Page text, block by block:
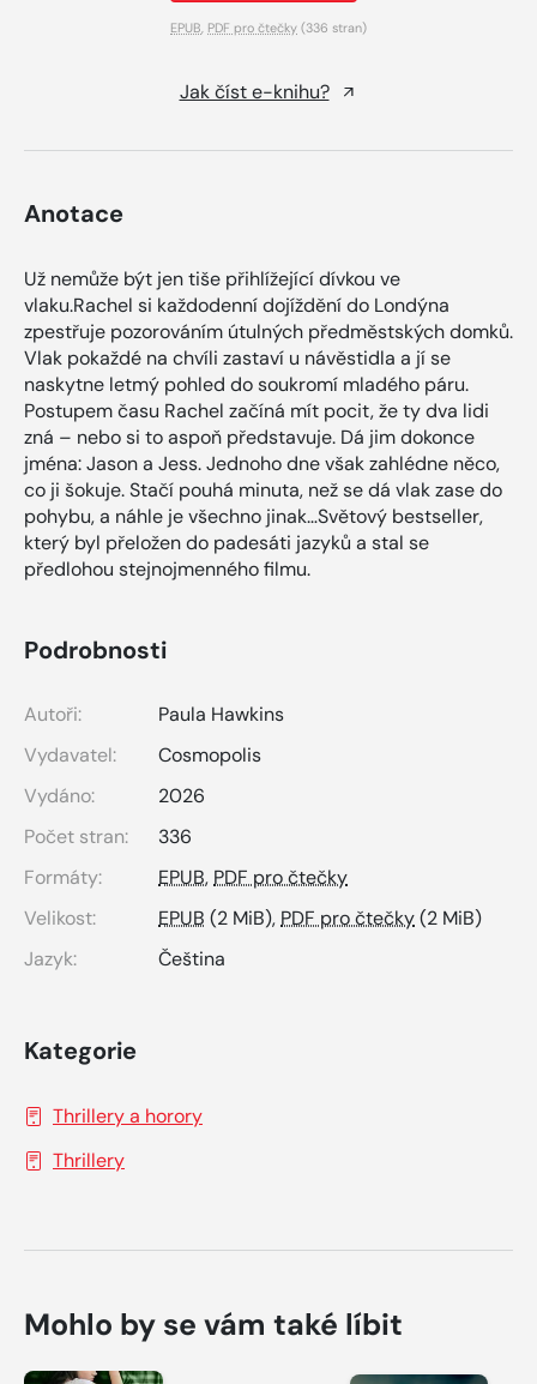
EPUB, PDF pro čtečky (336 stran)
Jak číst e-knihu?
Anotace
Už nemůže být jen tiše přihlížející dívkou ve
vlaku.Rachel si každodenní dojíždění do Londýna
zpestřuje pozorováním útulných předměstských domků.
Vlak pokaždé na chvíli zastaví u návěstidla a jí se
naskytne letmý pohled do soukromí mladého páru.
Postupem času Rachel začíná mít pocit, že ty dva lidi
zná – nebo si to aspoň představuje. Dá jim dokonce
jména: Jason a Jess. Jednoho dne však zahlédne něco,
co ji šokuje. Stačí pouhá minuta, než se dá vlak zase do
pohybu, a náhle je všechno jinak…Světový bestseller,
který byl přeložen do padesáti jazyků a stal se
předlohou stejnojmenného filmu.
Podrobnosti
Autoři:
Paula Hawkins
Vydavatel:
Cosmopolis
Vydáno:
2026
Počet stran:
336
Formáty:
EPUB, PDF pro čtečky
Velikost:
EPUB (2 MiB), PDF pro čtečky(2 MiB)
Jazyk:
Čeština
Kategorie
Thrillery a horory
Thrillery
Mohlo by se vám také líbit